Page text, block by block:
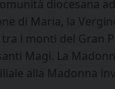
diocesana
di Maria, la
i monti del Gran
Magi. La
alla Madonna